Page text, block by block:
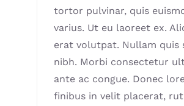
tortor pulvinar, quis
varius. Ut eu laoreet ex.
erat volutpat. Nullam quis
nibh. Morbi consectetur
ante ac congue. Donec
finibus in velit placerat,